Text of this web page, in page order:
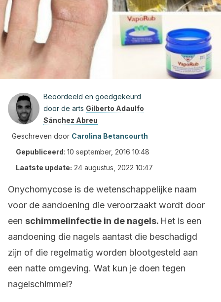
Beoordeeld en goedgekeurd
door de arts Gilberto Adaulfo
Sánchez Abreu
Geschreven door Carolina Betancourth
Gepubliceerd: 10 september, 2016 10:48
Laatste update: 24 augustus, 2022 10:47
Onychomycose is de wetenschappelijke naam
voor de aandoening die veroorzaakt wordt door
een schimmelinfectie in de nagels. Het is een
aandoening die nagels aantast die beschadigd
zijn of die regelmatig worden blootgesteld aan
een natte omgeving. Wat kun je doen tegen
nagelschimmel?